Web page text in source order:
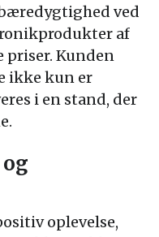
ved
af
Kunden
ikke kun er
i en stand, der
oplevelse,